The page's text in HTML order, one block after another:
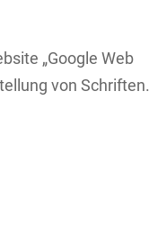
„Google Web
von Schriften.